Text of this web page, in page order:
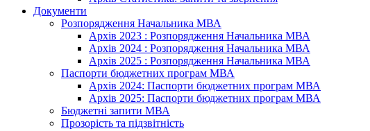
Документи
Розпорядження Начальника МВА
Архів 2023 : Розпорядження Начальника МВА
Архів 2024 : Розпорядження Начальника МВА
Архів 2025 : Розпорядження Начальника МВА
Паспорти бюджетних програм МВА
Архів 2024: Паспорти бюджетних програм МВА
Архів 2025: Паспорти бюджетних програм МВА
Бюджетні запити МВА
Прозорість та підзвітність